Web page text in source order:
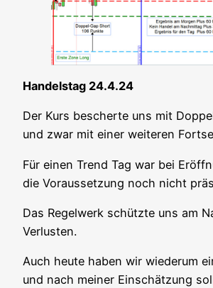
Han­dels­tag 24.4.24
Der Kurs bescher­te uns mit
und zwar mit einer wei­te­ren
Für einen Trend Tag war bei
die Vor­aus­set­zung noch nicht
Das Regel­werk schütz­te uns am
Verlusten.
Auch heu­te haben wir wie­der­um
und nach mei­ner Ein­schät­zung